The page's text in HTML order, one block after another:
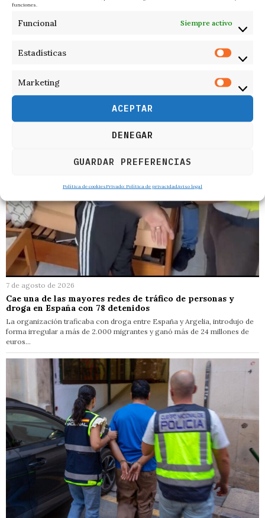
funciones.
Funcional Siempre activo
Estadísticas
Marketing
ACEPTAR
DENEGAR
GUARDAR PREFERENCIAS
Política de cookiesPrivado: Política de privacidadAviso legal
RELACIONADOS
7 de agosto de 2026
Cae una de las mayores redes de tráfico de personas y
droga en España con 78 detenidos
La organización traficaba con droga entre España y Argelia, introdujo de
forma irregular a más de 2.000 migrantes y ganó más de 24 millones de
euros…